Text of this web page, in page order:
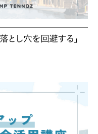
とし穴を回避する」